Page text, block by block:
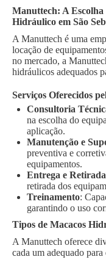
Manuttech: A
Hidráulico em São
A Manuttech é uma
locação de
no mercado, a
hidráulicos adequados
Serviços Oferecidos
Consultoria
na escolha do
aplicação.
Manutenção e
preventiva e
equipamentos.
Entrega e Retirada
retirada dos
Treinamento:
garantindo o uso
Tipos de Macacos
A Manuttech oferece
cada um adequado